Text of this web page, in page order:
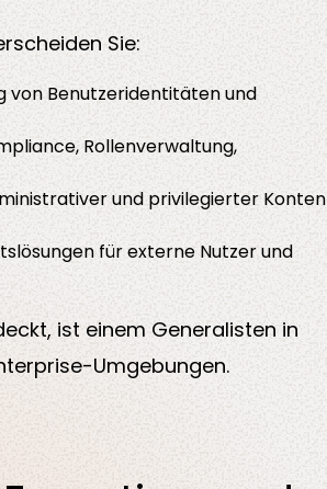
Sie:
von Benutzeridentitäten und
Rollenverwaltung,
und privilegierter Konten
für externe Nutzer und
ist einem Generalisten in
Umgebungen.